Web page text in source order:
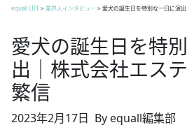
equall LIFE> 業界人インタビュー > 愛犬の誕生日を特別な一日に演
愛犬の誕生日を特
出｜株式会社エス
繁信
2023年2月17日 By equall編集部